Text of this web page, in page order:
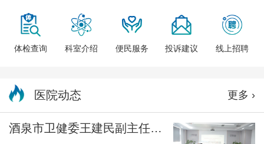
体检查询 科室介绍 便民服务 投诉建议 线上招聘
医院动态 更多 ›
酒泉市卫健委王建民副主任一行来院考察交流